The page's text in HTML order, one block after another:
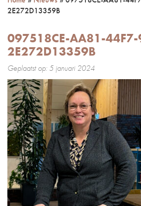
2E272D13359B
097518CE-AA81-44F7-
2E272D13359B
Geplaatst op: 5 januari 2024